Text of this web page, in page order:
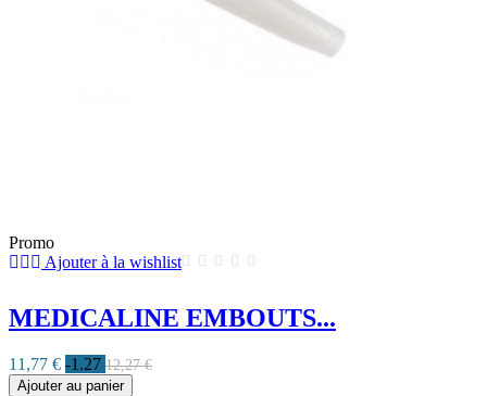
Promo
Ajouter à la wishlist
MEDICALINE EMBOUTS...
11,77 € -1.27 12,27 €
Ajouter au panier